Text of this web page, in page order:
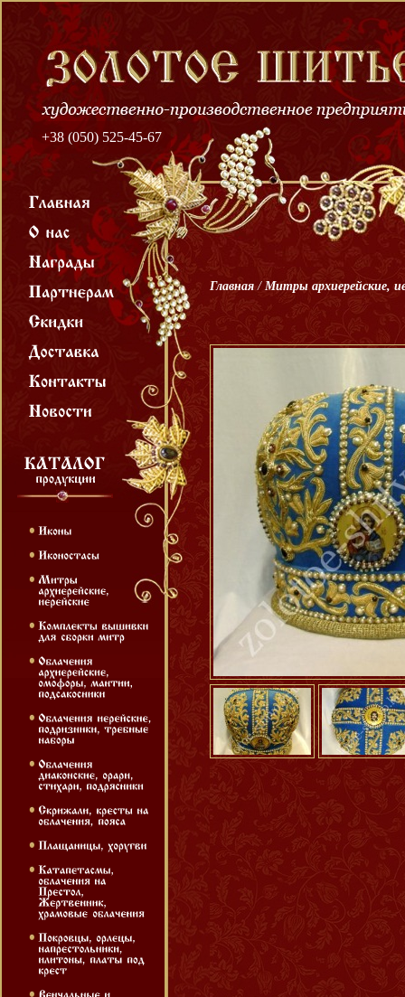
+38 (050) 525-45-67
Главная / Митры архиерейские,